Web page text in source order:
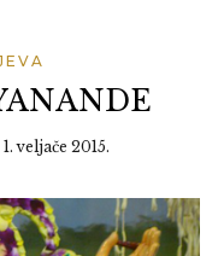
1. veljače 2015.